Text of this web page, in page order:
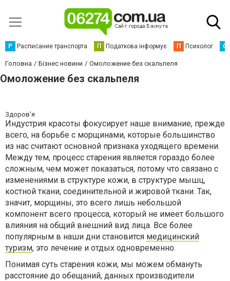
Р Расписание транспорта П Податкова інформує П Психолог С
Головна Бізнес новини Омоложение без скальпеля
Омоложение без скальпеля
Здоров'я
Индустрия красоты фокусирует наше внимание, прежде
всего, на борьбе с морщинами, которые большинство
из нас считают основной признака уходящего времени.
Между тем, процесс старения является гораздо более
сложным, чем может показаться, потому что связано с
изменениями в структуре кожи, в структуре мышц,
костной ткани, соединительной и жировой ткани. Так,
значит, морщины, это всего лишь небольшой
компонент всего процесса, который не имеет большого
влияния на общий внешний вид лица. Все более
популярным в наши дни становится медицинский
туризм, это лечение и отдых одновременно.
Понимая суть старения кожи, мы можем обмануть
расстояние до обещаний, данных производители